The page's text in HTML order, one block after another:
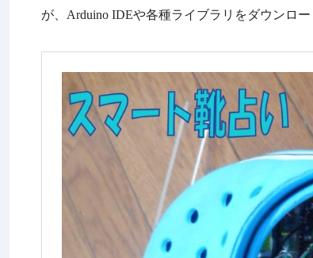
が、Arduino IDEや各種ライブラリをダウンロ